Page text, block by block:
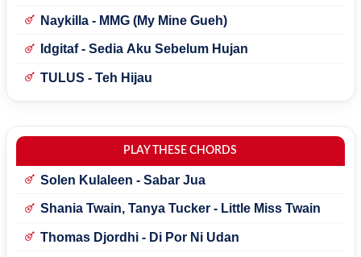
Naykilla - MMG (My Mine Gueh)
Idgitaf - Sedia Aku Sebelum Hujan
TULUS - Teh Hijau
PLAY THESE CHORDS
Solen Kulaleen - Sabar Jua
Shania Twain, Tanya Tucker - Little Miss Twain
Thomas Djordhi - Di Por Ni Udan